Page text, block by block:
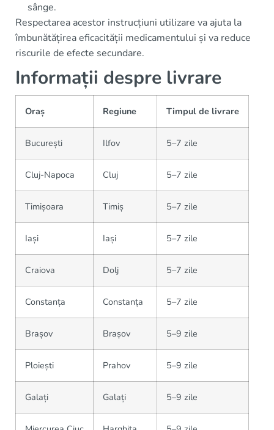
sânge.
Respectarea acestor instrucțiuni utilizare va ajuta la
îmbunătățirea eficacității medicamentului și va reduce
riscurile de efecte secundare.
Informații despre livrare
Oraș Regiune Timpul de livrare
București Ilfov 5–7 zile
Cluj-Napoca Cluj 5–7 zile
Timișoara Timiș 5–7 zile
Iași Iași 5–7 zile
Craiova Dolj 5–7 zile
Constanța Constanța 5–7 zile
Brașov Brașov 5–9 zile
Ploiești Prahov 5–9 zile
Galați Galați 5–9 zile